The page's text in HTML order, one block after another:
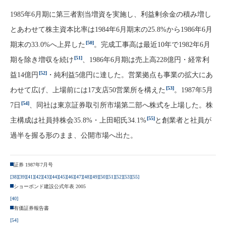
1985年6月期に第三者割当増資を実施し、利益剰余金の積み増し
とあわせて株主資本比率は1984年6月期末の25.8%から1986年6月
期末の33.0%へ上昇した [50]。完成工事高は最近10年で1982年6月
期を除き増収を続け[51]、1986年6月期は売上高228億円・経常利
益14億円 [52] ・純利益5億円に達した。営業拠点も事業の拡大にあ
わせて広げ、上場前には17支店50営業所を構えた [53]。1987年5月
7日 [54]、同社は東京証券取引所市場第二部へ株式を上場した。株
主構成は社員持株会35.8%・上田昭氏34.1%[55]と創業者と社員が
過半を握る形のまま、公開市場へ出た。
証券 1987年7月号
[38][39][41][42][43][44][45][46][47][48][49][50][51][52][53][55]
ショーボンド建設公式年表 2005
[40]
有価証券報告書
[54]